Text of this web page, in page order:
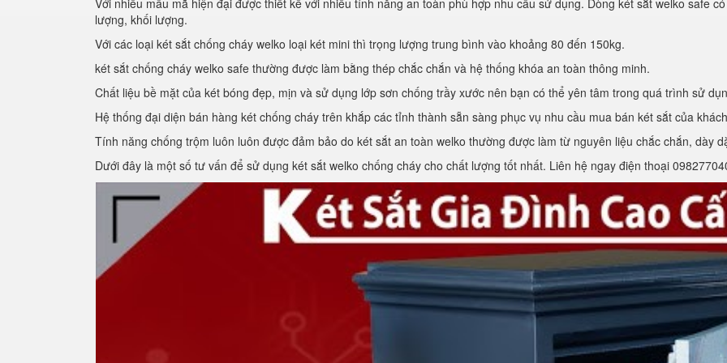
Với nhiều mẫu mã hiện đại được thiết kế với nhiều tính năng an toàn phù hợp nhu cầu sử dụng. Dòng két sắt welko safe
lượng, khối lượng.
Với các loại két sắt chống cháy welko loại két mini thì trọng lượng trung bình vào khoảng 80 đến 150kg.
két sắt chống cháy welko safe thường được làm bằng thép chắc chắn và hệ thống khóa an toàn thông minh.
Chất liệu bề mặt của két bóng đẹp, mịn và sử dụng lớp sơn chống trầy xước nên bạn có thể yên tâm trong quá trình sử
Hệ thống đại diện bán hàng két chống cháy trên khắp các tỉnh thành sẵn sàng phục vụ nhu cầu mua bán két sắt của
Tính năng chống trộm luôn luôn được đảm bảo do két sắt an toàn welko thường được làm từ nguyên liệu chắc chắn, dày
Dưới đây là một số tư vấn để sử dụng két sắt welko chống cháy cho chất lượng tốt nhất. Liên hệ ngay điện thoại